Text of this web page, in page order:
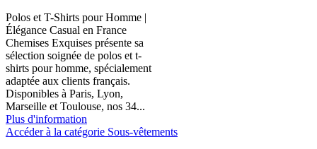
Polos et T-Shirts pour Homme |
Élégance Casual en France
Chemises Exquises présente sa
sélection soignée de polos et t-
shirts pour homme, spécialement
adaptée aux clients français.
Disponibles à Paris, Lyon,
Marseille et Toulouse, nos 34...
Plus d'information
Accéder à la catégorie Sous-vêtements